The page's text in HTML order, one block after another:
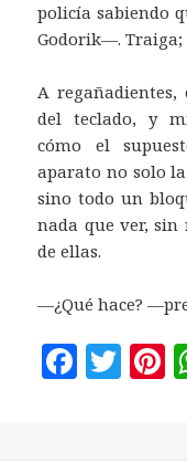
policía sabiendo
Godorik—. Traiga;
A
del teclado, y
cómo el
aparato no solo
sino todo un
nada que ver,
de ellas.
—¿Qué hace?
F T